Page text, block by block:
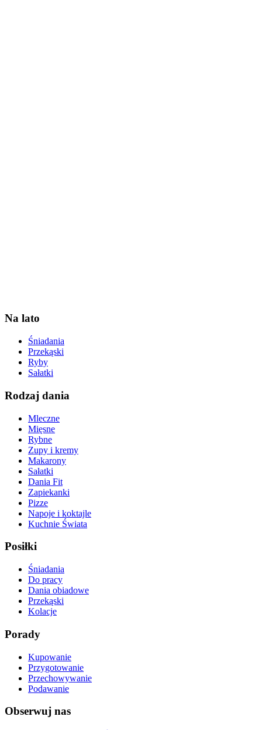
Na lato
Śniadania
Przekąski
Ryby
Sałatki
Rodzaj dania
Mleczne
Mięsne
Rybne
Zupy i kremy
Makarony
Sałatki
Dania Fit
Zapiekanki
Pizze
Napoje i koktajle
Kuchnie Świata
Posiłki
Śniadania
Do pracy
Dania obiadowe
Przekąski
Kolacje
Porady
Kupowanie
Przygotowanie
Przechowywanie
Podawanie
Obserwuj nas